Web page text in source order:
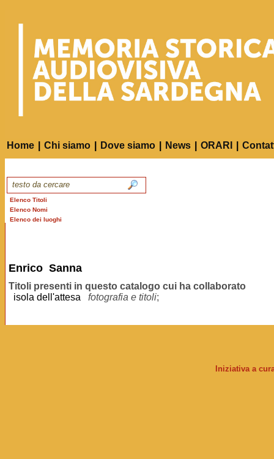
Home Chi siamo Dove siamo News ORARI
Elenco Titoli
Elenco Nomi
Elenco dei luoghi
Enrico Sanna
Titoli presenti in questo catalogo cui ha collaborato
isola dell'attesa
fotografia e titoli;
Iniziativa a